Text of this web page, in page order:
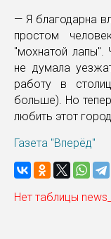
— Я благодарна
простом
"мохнатой лапы".
не думала
работу в
больше). Но
любить этот
Газета "Вперёд"
Нет таблицы